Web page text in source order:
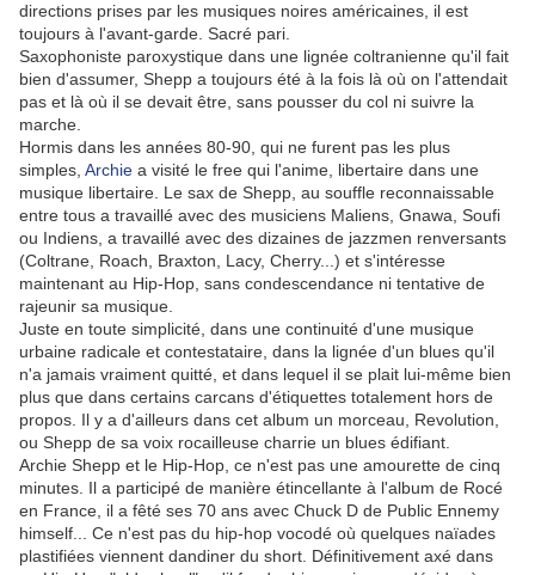
directions prises par les musiques noires américaines, il est
toujours à l'avant-garde. Sacré pari.
Saxophoniste paroxystique dans une lignée coltranienne qu'il fait
bien d'assumer, Shepp a toujours été à la fois là où on l'attendait
pas et là où il se devait être, sans pousser du col ni suivre la
marche.
Hormis dans les années 80-90, qui ne furent pas les plus
simples, Archie a visité le free qui l'anime, libertaire dans une
musique libertaire. Le sax de Shepp, au souffle reconnaissable
entre tous a travaillé avec des musiciens Maliens, Gnawa, Soufi
ou Indiens, a travaillé avec des dizaines de jazzmen renversants
(Coltrane, Roach, Braxton, Lacy, Cherry...) et s'intéresse
maintenant au Hip-Hop, sans condescendance ni tentative de
rajeunir sa musique.
Juste en toute simplicité, dans une continuité d'une musique
urbaine radicale et contestataire, dans la lignée d'un blues qu'il
n'a jamais vraiment quitté, et dans lequel il se plait lui-même bien
plus que dans certains carcans d'étiquettes totalement hors de
propos. Il y a d'ailleurs dans cet album un morceau, Revolution,
ou Shepp de sa voix rocailleuse charrie un blues édifiant.
Archie Shepp et le Hip-Hop, ce n'est pas une amourette de cinq
minutes. Il a participé de manière étincellante à l'album de Rocé
en France, il a fêté ses 70 ans avec Chuck D de Public Ennemy
himself... Ce n'est pas du hip-hop vocodé où quelques naïades
plastifiées viennent dandiner du short. Définitivement axé dans